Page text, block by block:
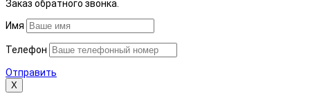
Заказ обратного звонка.
Имя
Телефон
Отправить
Х